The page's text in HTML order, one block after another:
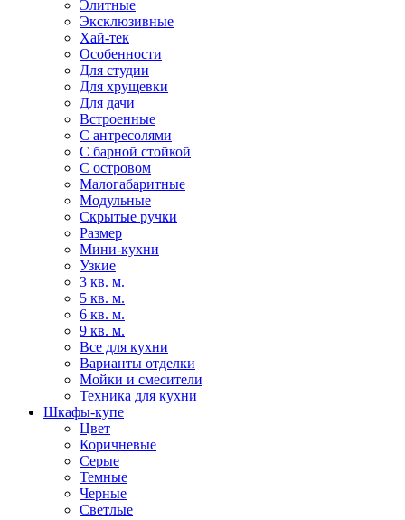
Элитные
Эксклюзивные
Хай-тек
Особенности
Для студии
Для хрущевки
Для дачи
Встроенные
С антресолями
С барной стойкой
С островом
Малогабаритные
Модульные
Скрытые ручки
Размер
Мини-кухни
Узкие
3 кв. м.
5 кв. м.
6 кв. м.
9 кв. м.
Все для кухни
Варианты отделки
Мойки и смесители
Техника для кухни
Шкафы-купе
Цвет
Коричневые
Серые
Темные
Черные
Светлые